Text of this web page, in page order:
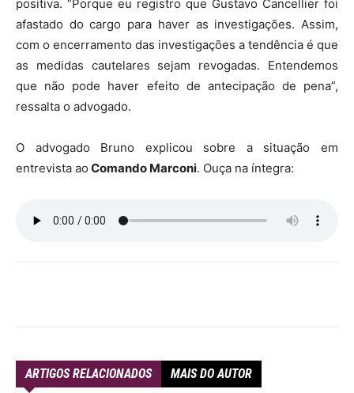
positiva. “Porque eu registro que Gustavo Cancellier foi
afastado do cargo para haver as investigações. Assim,
com o encerramento das investigações a tendência é que
as medidas cautelares sejam revogadas. Entendemos
que não pode haver efeito de antecipação de pena”,
ressalta o advogado.
O advogado Bruno explicou sobre a situação em
entrevista ao Comando Marconi. Ouça na íntegra:
ARTIGOS RELACIONADOS MAIS DO AUTOR